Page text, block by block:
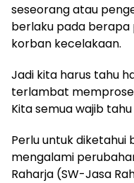
seseorang atau
berlaku pada
korban kecelakaan.
Jadi kita harus tahu
terlambat
Kita semua wajib
Perlu untuk diketahui
mengalami
Raharja (SW-Jasa